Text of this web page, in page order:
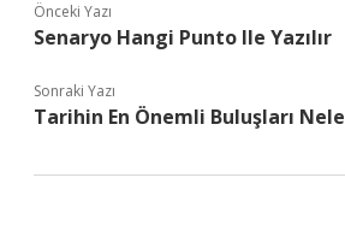
Önceki Yazı
Senaryo Hangi Punto Ile Yazılır
Sonraki Yazı
Tarihin En Önemli Buluşları